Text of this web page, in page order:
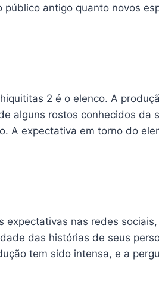
antigo quanto novos
2 é o elenco. A
alguns rostos conhecidos
A expectativa em torno do
expectativas nas redes
das histórias de seus
tem sido intensa, e a